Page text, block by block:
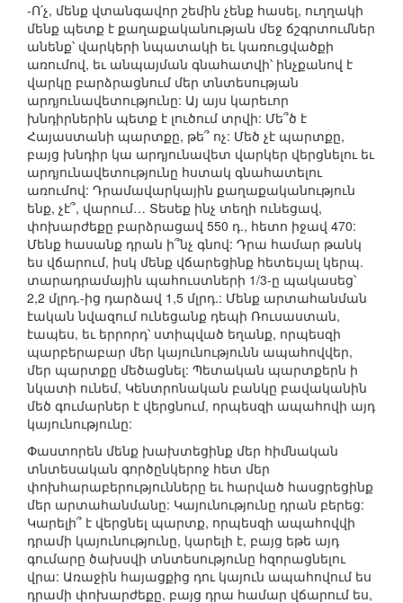
-Ո՛չ, մենք վտանգավոր շեմին չենք հասել, ուղղակի
մենք պետք է քաղաքականության մեջ ճշգրտումներ
անենք՝ վարկերի նպատակի եւ կառուցվածքի
առումով, եւ անպայման գնահատվի՝ ինչքանով է
վարկը բարձրացնում մեր տնտեսության
արդյունավետությունը: Այ այս կարեւոր
խնդիրներին պետք է լուծում տրվի: Մե՞ծ է
Հայաստանի պարտքը, թե՞ ոչ: Մեծ չէ պարտքը,
բայց խնդիր կա արդյունավետ վարկեր վերցնելու եւ
արդյունավետությունը հստակ գնահատելու
առումով: Դրամավարկային քաղաքականություն
ենք, չէ՞, վարում… Տեսեք ինչ տեղի ունեցավ,
փոխարժեքը բարձրացավ 550 դ., հետո իջավ 470:
Մենք հասանք դրան ի՞նչ գնով: Դրա համար թանկ
ես վճարում, իսկ մենք վճարեցինք հետեւյալ կերպ.
տարադրամային պահուստների 1/3-ը պակասեց՝
2,2 մլրդ.-ից դարձավ 1,5 մլրդ.: Մենք արտահանման
էական նվազում ունեցանք դեպի Ռուսաստան,
էապես, եւ երրորդ՝ ստիպված եղանք, որպեսզի
պարբերաբար մեր կայունությունն ապահովվեր,
մեր պարտքը մեծացնել: Պետական պարտքերն ի
նկատի ունեմ, Կենտրոնական բանկը բավականին
մեծ գումարներ է վերցնում, որպեսզի ապահովի այդ
կայունությունը:
Փաստորեն մենք խախտեցինք մեր հիմնական
տնտեսական գործընկերոջ հետ մեր
փոխհարաբերությունները եւ հարված հասցրեցինք
մեր արտահանմանը: Կայունությունը դրան բերեց:
Կարելի՞ է վերցնել պարտք, որպեսզի ապահովվի
դրամի կայունությունը, կարելի է, բայց եթե այդ
գումարը ծախսվի տնտեսությունը հզորացնելու
վրա: Առաջին հայացքից դու կայուն ապահովում ես
դրամի փոխարժեքը, բայց դրա համար վճարում ես,